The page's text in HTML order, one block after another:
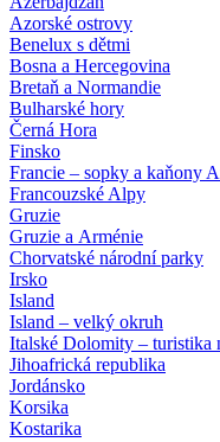
Azorské ostrovy
Benelux s dětmi
Bosna a Hercegovina
Bretaň a Normandie
Bulharské hory
Černá Hora
Finsko
Francie – sopky a kaňony
Francouzské Alpy
Gruzie
Gruzie a Arménie
Chorvatské národní parky
Irsko
Island
Island – velký okruh
Italské Dolomity – turistika
Jihoafrická republika
Jordánsko
Korsika
Kostarika